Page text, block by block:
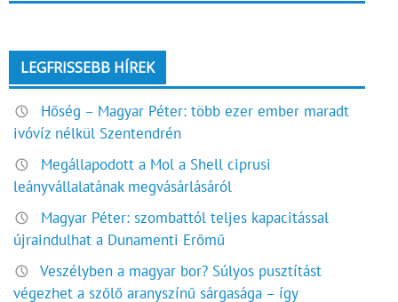
LEGFRISSEBB HÍREK
Hőség – Magyar Péter: több ezer ember maradt
ivóvíz nélkül Szentendrén
Megállapodott a Mol a Shell ciprusi
leányvállalatának megvásárlásáról
Magyar Péter: szombattól teljes kapacitással
újraindulhat a Dunamenti Erőmű
Veszélyben a magyar bor? Súlyos pusztítást
végezhet a szőlő aranyszínű sárgasága – így